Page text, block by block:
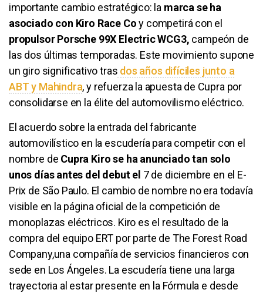
importante cambio estratégico: la marca se ha
asociado con Kiro Race Coy competirá con el
propulsor Porsche 99X Electric WCG3, campeón de
las dos últimas temporadas. Este movimiento supone
un giro significativo tras dos años difíciles junto a
ABT y Mahindra, y refuerza la apuesta de Cupra por
consolidarse en la élite del automovilismo eléctrico.
El acuerdo sobre la entrada del fabricante
automovilístico en la escudería para competir con el
nombre de Cupra Kiro se ha anunciado tan solo
unos días antes del debut el 7 de diciembre en el E-
Prix de São Paulo. El cambio de nombre no era todavía
visible en la página oficial de la competición de
monoplazas eléctricos. Kiro es el resultado de la
compra del equipo ERT por parte de The Forest Road
Company,una compañía de servicios financieros con
sede en Los Ángeles. La escudería tiene una larga
trayectoria al estar presente en la Fórmula e desde